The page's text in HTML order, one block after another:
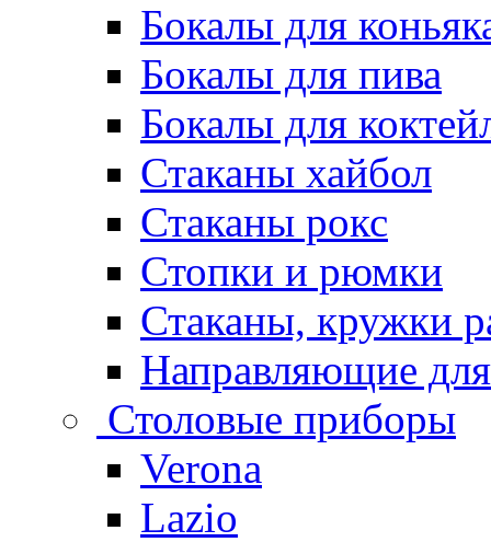
Бокалы для
Бокалы для пива
Бокалы для
Стаканы хайбол
Стаканы рокс
Стопки и рюмки
Стаканы, кружки
Направляющие
Столовые приборы
Verona
Lazio